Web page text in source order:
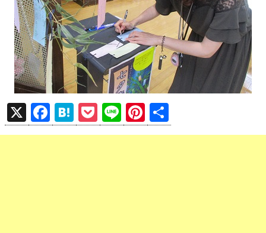
X
F
a
H
at
P
o
Li
n
Pi
nt 有